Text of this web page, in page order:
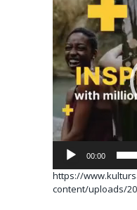
oynatıcı
00:00
https://
content/uploads/